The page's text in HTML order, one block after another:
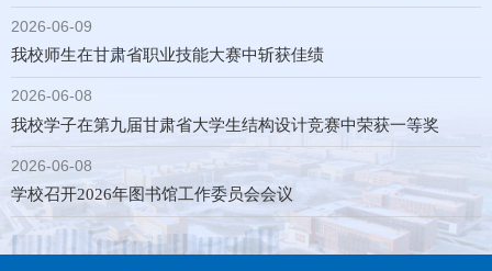
2026-06-09
我校师生在甘肃省职业技能大赛中斩获佳绩
2026-06-08
我校学子在第九届甘肃省大学生结构设计竞赛中荣获一等奖
2026-06-08
学校召开2026年图书馆工作委员会会议